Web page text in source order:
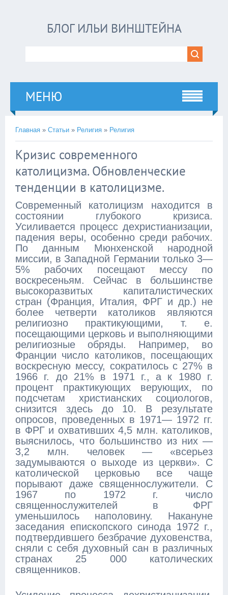
БЛОГ ИЛЬИ ВИНШТЕЙНА
МЕНЮ
Главная » Статьи » Религия » Религия
Кризис современного
католицизма. Обновленческие
тенденции в католицизме.
Современный католицизм находится в
состоянии глубокого кризиса.
Усиливается процесс дехристианизации,
падения веры, особенно среди рабочих.
По данным Мюнхенской народной
миссии, в Западной Германии только 3—
5% рабочих посещают мессу по
воскресеньям. Сейчас в большинстве
высокоразвитых капиталистических
стран (Франция, Италия, ФРГ и др.) не
более четверти католиков являются
религиозно практикующими, т. е.
посещающими церковь и выполняющими
религиозные обряды. Например, во
Франции число католиков, посещающих
воскресную мессу, сократилось с 27% в
1966 г. до 21% в 1971 г., а к 1980 г.
процент практикующих верующих, по
подсчетам христианских социологов,
снизится здесь до 10. В результате
опросов, проведенных в 1971— 1972 гг.
в ФРГ и охвативших 4,5 млн. католиков,
выяснилось, что большинство из них —
3,2 млн. человек — «всерьез
задумываются о выходе из церкви». С
католической церковью все чаще
порывают даже священнослужители. С
1967 по 1972 г. число
священнослужителей в ФРГ
уменьшилось наполовину. Накануне
заседания епископского синода 1972 г.,
подтвердившего безбрачие духовенства,
сняли с себя духовный сан в различных
странах 25 000 католических
священников.